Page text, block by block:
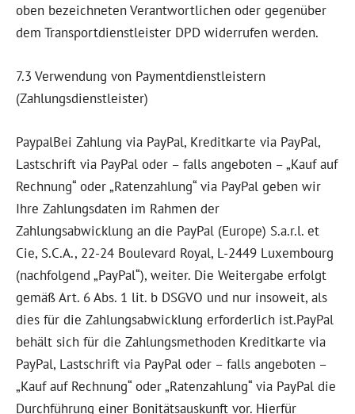
oben bezeichneten Verantwortlichen oder gegenüber
dem Transportdienstleister DPD widerrufen werden.
7.3 Verwendung von Paymentdienstleistern
(Zahlungsdienstleister)
PaypalBei Zahlung via PayPal, Kreditkarte via PayPal,
Lastschrift via PayPal oder – falls angeboten – „Kauf auf
Rechnung“ oder „Ratenzahlung“ via PayPal geben wir
Ihre Zahlungsdaten im Rahmen der
Zahlungsabwicklung an die PayPal (Europe) S.a.r.l. et
Cie, S.C.A., 22-24 Boulevard Royal, L-2449 Luxembourg
(nachfolgend „PayPal“), weiter. Die Weitergabe erfolgt
gemäß Art. 6 Abs. 1 lit. b DSGVO und nur insoweit, als
dies für die Zahlungsabwicklung erforderlich ist.PayPal
behält sich für die Zahlungsmethoden Kreditkarte via
PayPal, Lastschrift via PayPal oder – falls angeboten –
„Kauf auf Rechnung“ oder „Ratenzahlung“ via PayPal die
Durchführung einer Bonitätsauskunft vor. Hierfür